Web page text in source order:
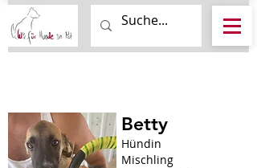
Betty
Hündin
Mischling